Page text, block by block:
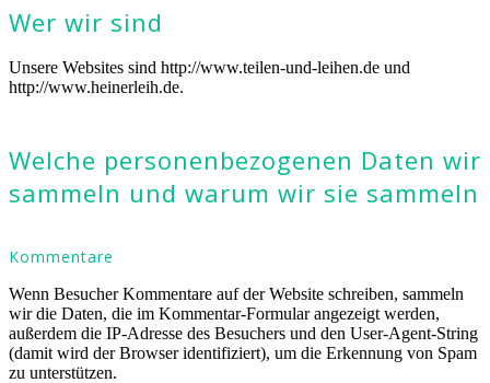
Wer wir sind
Unsere Websites sind http://www.teilen-und-leihen.de und
http://www.heinerleih.de.
Welche personenbezogenen Daten wir
sammeln und warum wir sie sammeln
Kommentare
Wenn Besucher Kommentare auf der Website schreiben, sammeln
wir die Daten, die im Kommentar-Formular angezeigt werden,
außerdem die IP-Adresse des Besuchers und den User-Agent-String
(damit wird der Browser identifiziert), um die Erkennung von Spam
zu unterstützen.